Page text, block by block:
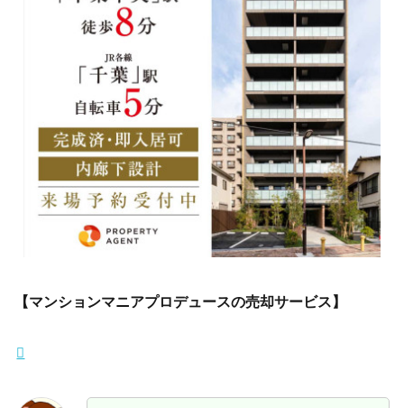
【マンションマニアプロデュースの売却サービス】